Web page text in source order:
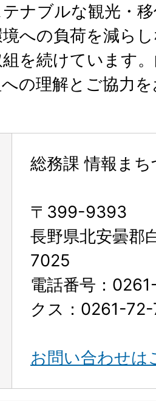
ナブルな観光・
への負荷を減ら
を続けています
の理解とご協力
総務課 情報ま
〒399-9393
長野県北安曇郡
7025
電話番号：
クス：0261-
お問い合わせは